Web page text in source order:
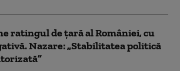
ratingul de țară al României, cu
Nazare: „Stabilitatea politică